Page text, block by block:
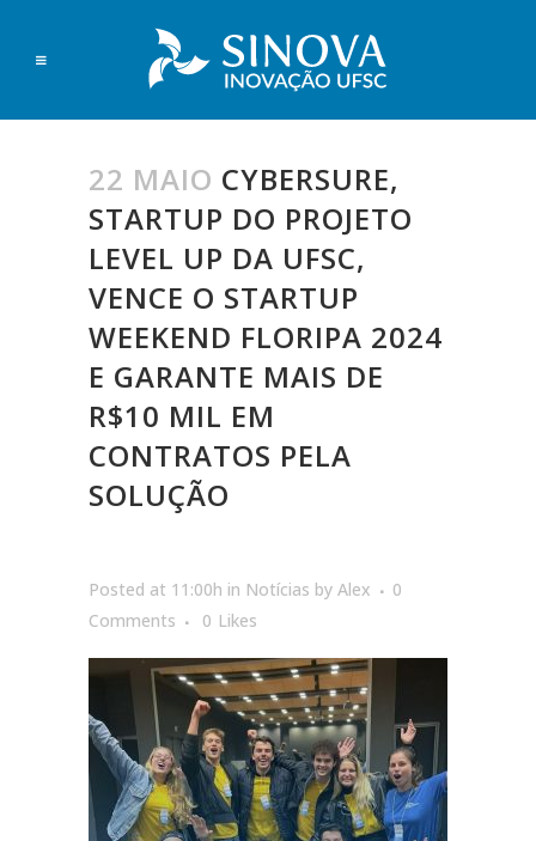
22 MAIO CYBERSURE,
STARTUP DO PROJETO
LEVEL UP DA UFSC,
VENCE O STARTUP
WEEKEND FLORIPA 2024
E GARANTE MAIS DE
R$10 MIL EM
CONTRATOS PELA
SOLUÇÃO
Posted at 11:00h in Notícias by Alex
0
Comments
0 Likes